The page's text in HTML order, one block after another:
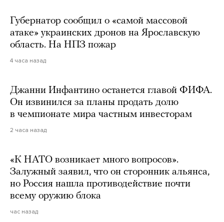
Губернатор сообщил о «самой массовой
атаке» украинских дронов на Ярославскую
область. На НПЗ пожар
4 часа назад
Джанни Инфантино останется главой ФИФА.
Он извинился за планы продать долю
в чемпионате мира частным инвесторам
2 часа назад
«К НАТО возникает много вопросов».
Залужный заявил, что он сторонник альянса,
но Россия нашла противодействие почти
всему оружию блока
час назад